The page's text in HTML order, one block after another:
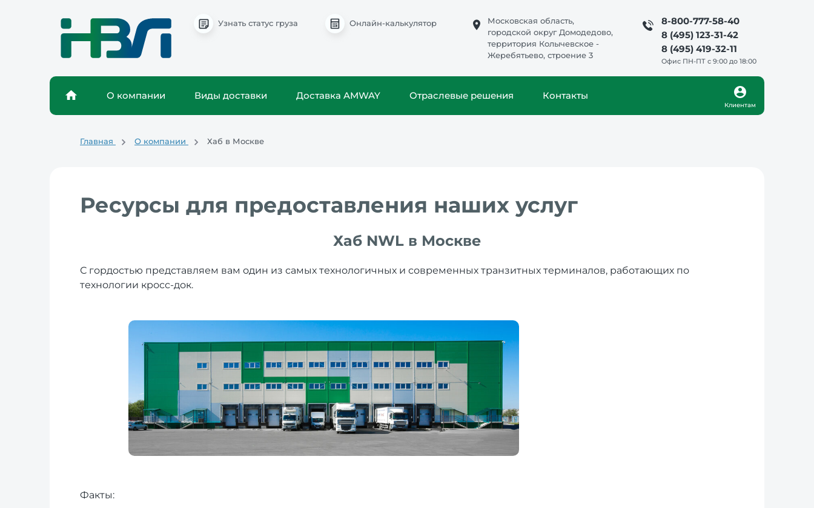
Узнать статус груза Онлайн-калькулятор
8-800-777-58-40
8 (495) 123-31-42
8 (495) 419-32-11
Офис ПН-ПТ с 9:00 до 18:00
Московская область,
городской округ Домодедово,
территория Колычевское -
Жеребятьево, строение 3
О компании Виды доставки Доставка AMWAY Отраслевые решения Контакты
Клиентам
Главная О компании Хаб в Москве
Ресурсы для предоставления наших услуг
Хаб NWL в Москве
С гордостью представляем вам один из самых технологичных и современных транзитных терминалов, работающих по
технологии кросс-док.
Факты: